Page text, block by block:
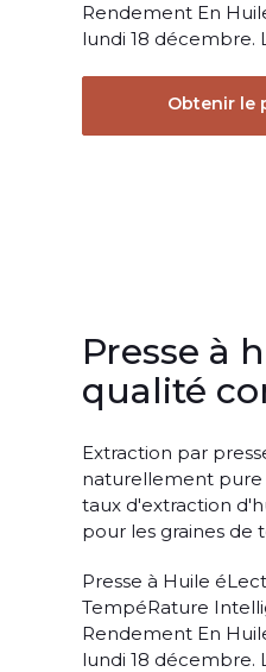
Rendement En
lundi 18 décembre.
Obtenir le
Presse à
qualité
Extraction par
naturellement pure
taux d'extraction
pour les graines de
Presse à Huile
TempéRature
Rendement En
lundi 18 décembre.